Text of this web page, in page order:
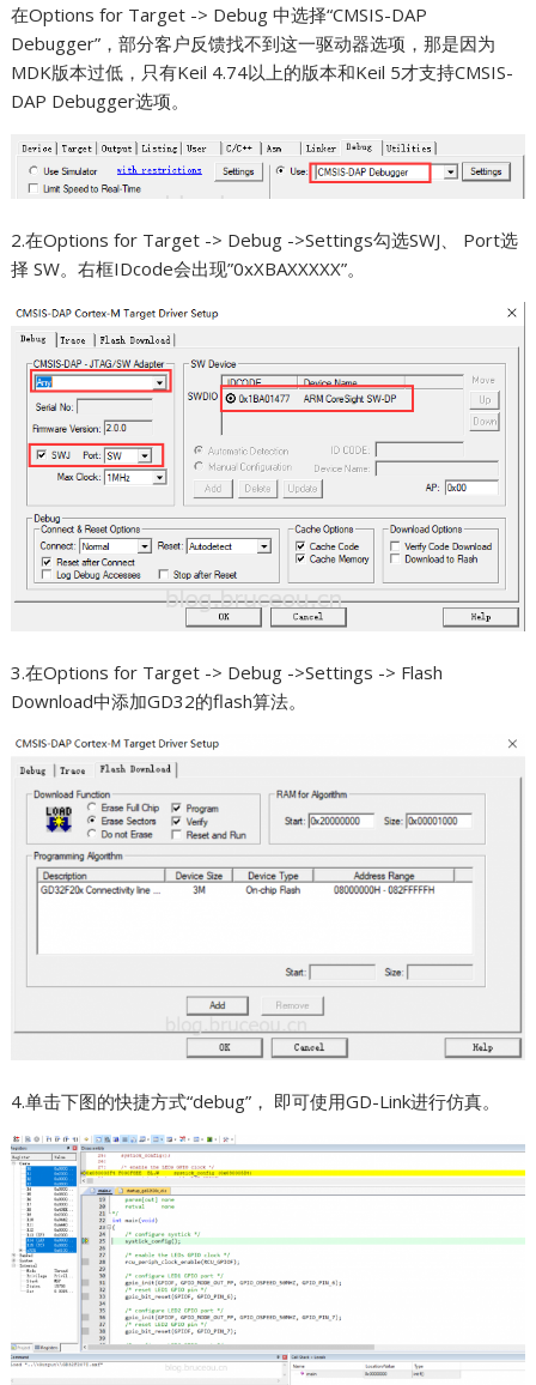
在Options for Target -> Debug 中选择“CMSIS-DAP
Debugger”，部分客户反馈找不到这一驱动器选项，那是因为
MDK版本过低，只有Keil 4.74以上的版本和Keil 5才支持CMSIS-
DAP Debugger选项。
2.在Options for Target -> Debug ->Settings勾选SWJ、 Port选
择 SW。右框IDcode会出现”0xXBAXXXXX”。
3.在Options for Target -> Debug ->Settings -> Flash
Download中添加GD32的flash算法。
4.单击下图的快捷方式“debug”， 即可使用GD-Link进行仿真。